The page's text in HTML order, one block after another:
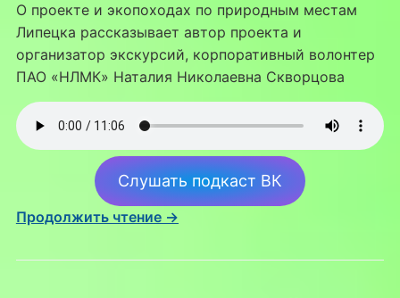
О проекте и экопоходах по природным местам
Липецка рассказывает автор проекта и
организатор экскурсий, корпоративный волонтер
ПАО «НЛМК» Наталия Николаевна Скворцова
Слушать подкаст ВК
Продолжить чтение →